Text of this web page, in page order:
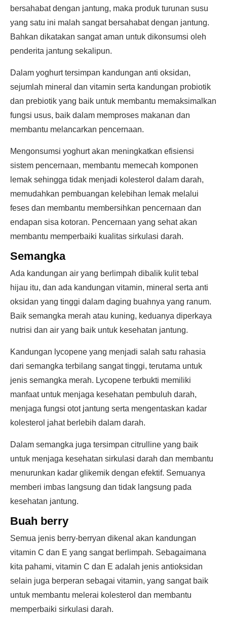
bersahabat dengan jantung, maka produk turunan susu
yang satu ini malah sangat bersahabat dengan jantung.
Bahkan dikatakan sangat aman untuk dikonsumsi oleh
penderita jantung sekalipun.
Dalam yoghurt tersimpan kandungan anti oksidan,
sejumlah mineral dan vitamin serta kandungan probiotik
dan prebiotik yang baik untuk membantu memaksimalkan
fungsi usus, baik dalam memproses makanan dan
membantu melancarkan pencernaan.
Mengonsumsi yoghurt akan meningkatkan efisiensi
sistem pencernaan, membantu memecah komponen
lemak sehingga tidak menjadi kolesterol dalam darah,
memudahkan pembuangan kelebihan lemak melalui
feses dan membantu membersihkan pencernaan dan
endapan sisa kotoran. Pencernaan yang sehat akan
membantu memperbaiki kualitas sirkulasi darah.
Semangka
Ada kandungan air yang berlimpah dibalik kulit tebal
hijau itu, dan ada kandungan vitamin, mineral serta anti
oksidan yang tinggi dalam daging buahnya yang ranum.
Baik semangka merah atau kuning, keduanya diperkaya
nutrisi dan air yang baik untuk kesehatan jantung.
Kandungan lycopene yang menjadi salah satu rahasia
dari semangka terbilang sangat tinggi, terutama untuk
jenis semangka merah. Lycopene terbukti memiliki
manfaat untuk menjaga kesehatan pembuluh darah,
menjaga fungsi otot jantung serta mengentaskan kadar
kolesterol jahat berlebih dalam darah.
Dalam semangka juga tersimpan citrulline yang baik
untuk menjaga kesehatan sirkulasi darah dan membantu
menurunkan kadar glikemik dengan efektif. Semuanya
memberi imbas langsung dan tidak langsung pada
kesehatan jantung.
Buah berry
Semua jenis berry-berryan dikenal akan kandungan
vitamin C dan E yang sangat berlimpah. Sebagaimana
kita pahami, vitamin C dan E adalah jenis antioksidan
selain juga berperan sebagai vitamin, yang sangat baik
untuk membantu melerai kolesterol dan membantu
memperbaiki sirkulasi darah.